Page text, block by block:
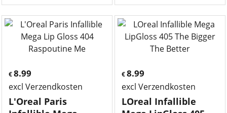
€ 8.99
excl Verzendkosten
L'Oreal Paris
€8.99
excl Verzendkosten
LOreal Infallible